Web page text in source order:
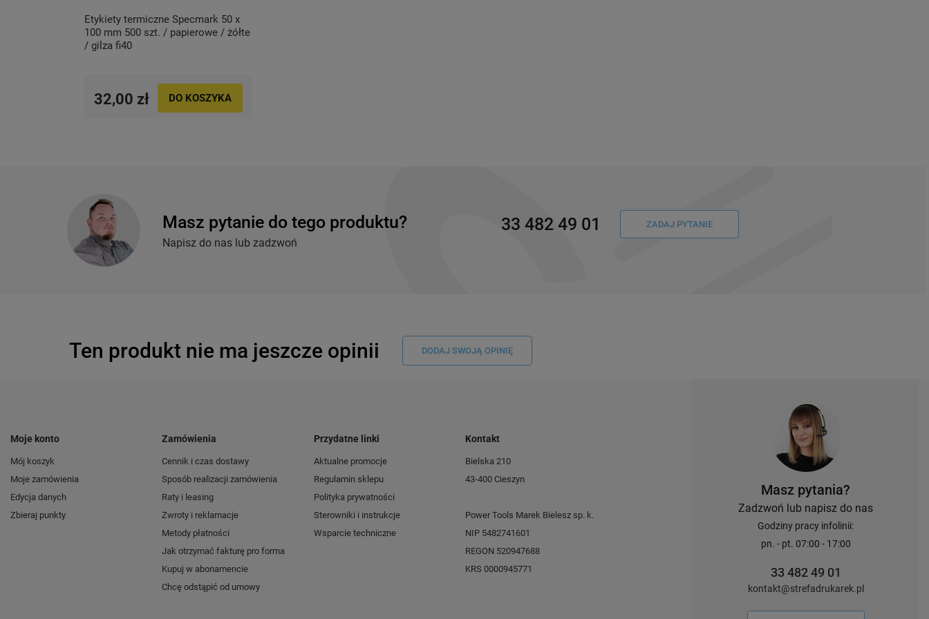
Etykiety termiczne Specmark 50 x
100 mm 500 szt. / papierowe / żółte
/ gilza fi40
32,00 zł DO KOSZYKA
Masz pytanie do tego produktu?
Napisz do nas lub zadzwoń
33 482 49 01 ZADAJ PYTANIE
Ten produkt nie ma jeszcze opinii DODAJ SWOJĄ OPINIĘ
Moje konto
Mój koszyk
Moje zamówienia
Edycja danych
Zbieraj punkty
Zamówienia
Cennik i czas dostawy
Sposób realizacji zamówienia
Raty i leasing
Zwroty i reklamacje
Metody płatności
Jak otrzymać fakturę pro forma
Kupuj w abonamencie
Chcę odstąpić od umowy
Przydatne linki
Aktualne promocje
Regulamin sklepu
Polityka prywatności
Sterowniki i instrukcje
Wsparcie techniczne
Kontakt
Bielska 210
43-400 Cieszyn
Power Tools Marek Bielesz sp. k.
NIP 5482741601
REGON 520947688
KRS 0000945771
Masz pytania?
Zadzwoń lub napisz do nas
Godziny pracy infolinii:
pn. - pt. 07:00 - 17:00
33 482 49 01
kontakt@strefadrukarek.pl